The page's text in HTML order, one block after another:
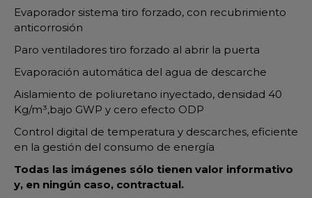
Evaporador sistema tiro forzado, con recubrimiento
anticorrosión
Paro ventiladores tiro forzado al abrir la puerta
Evaporación automática del agua de descarche
Aislamiento de poliuretano inyectado, densidad 40
Kg/m³,bajo GWP y cero efecto ODP
Control digital de temperatura y descarches, eficiente
en la gestión del consumo de energía
Todas las imágenes sólo tienen valor informativo
y, en ningún caso, contractual.